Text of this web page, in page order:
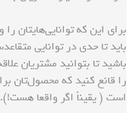
برای این که توانایی‌هایتان را
باید تا حدی در توانایی
باشید تا بتوانید مشتریان
را قانع کنید که محصول‌تان
است ( یقیناً اگر واقعا هست!).